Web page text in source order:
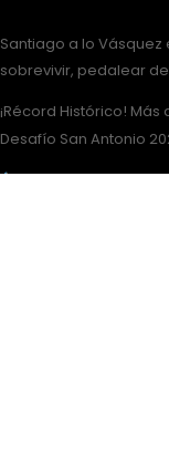
Santiago a lo
sobrevivir, pedalear
¡Récord Histórico!
Desafío San Antonio
¡Al Desafío San